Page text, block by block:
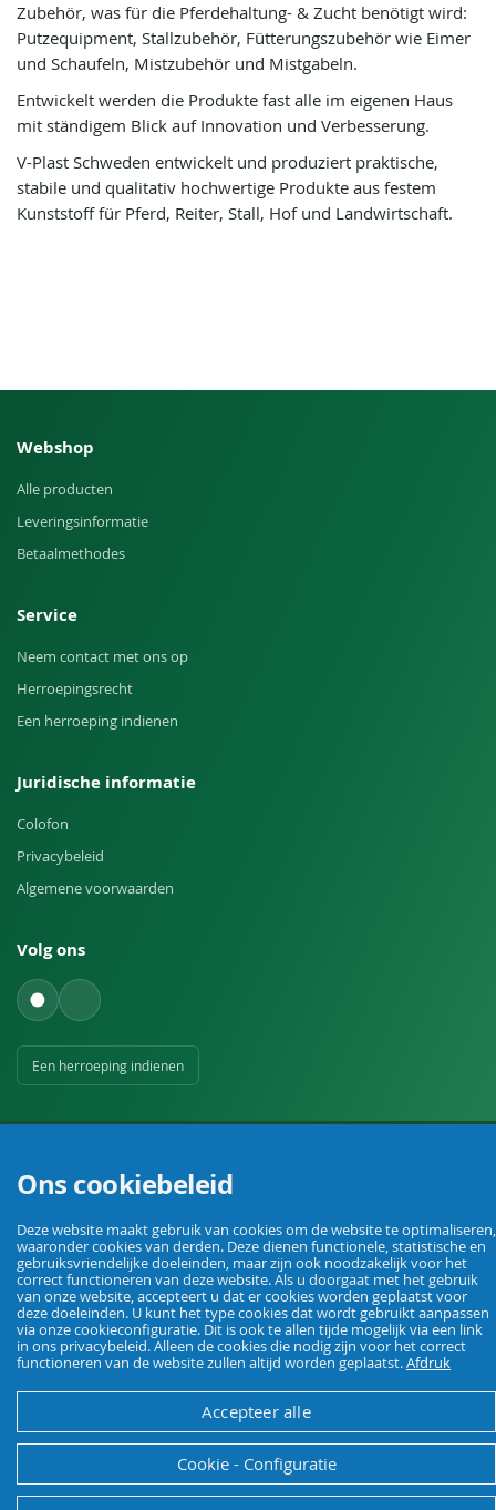
Zubehör, was für die Pferdehaltung- & Zucht benötigt wird:
Putzequipment, Stallzubehör, Fütterungszubehör wie Eimer
und Schaufeln, Mistzubehör und Mistgabeln.
Entwickelt werden die Produkte fast alle im eigenen Haus
mit ständigem Blick auf Innovation und Verbesserung.
V-Plast Schweden entwickelt und produziert praktische,
stabile und qualitativ hochwertige Produkte aus festem
Kunststoff für Pferd, Reiter, Stall, Hof und Landwirtschaft.
Webshop
Alle producten
Leveringsinformatie
Betaalmethodes
Service
Neem contact met ons op
Herroepingsrecht
Een herroeping indienen
Juridische informatie
Colofon
Privacybeleid
Algemene voorwaarden
Volg ons
Een herroeping indienen
Uw vakhandel voor landbouw, veehouderij, huis, erf en tuin.
© Agrarking. Alle rechten voorbehouden.
Algemene voorwaardenPrivacybeleidHerroepingsrechtColofon
Ons cookiebeleid
Deze website maakt gebruik van cookies om de website te optimaliseren,
waaronder cookies van derden. Deze dienen functionele, statistische en
gebruiksvriendelijke doeleinden, maar zijn ook noodzakelijk voor het
correct functioneren van deze website. Als u doorgaat met het gebruik
van onze website, accepteert u dat er cookies worden geplaatst voor
deze doeleinden. U kunt het type cookies dat wordt gebruikt aanpassen
via onze cookieconfiguratie. Dit is ook te allen tijde mogelijk via een link
in ons privacybeleid. Alleen de cookies die nodig zijn voor het correct
functioneren van de website zullen altijd worden geplaatst.Afdruk
Accepteer alle
Cookie - Configuratie